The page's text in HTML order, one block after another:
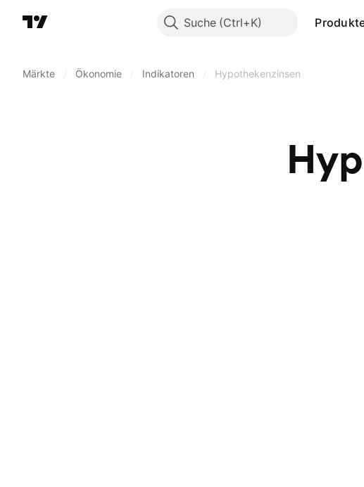
Suche
Märkte Ökonomie Indikatoren Hypothekenzinsen